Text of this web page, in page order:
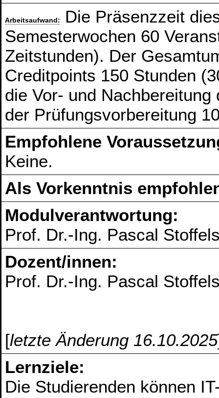
Arbeitsaufwand:
Die Präsenzzeit
Semesterwochen 60
Zeitstunden). Der
Creditpoints 150 Stunden
die Vor- und
der Prüfungsvorbereitung
Empfohlene
Keine.
Als Vorkenntnis
Modulverantwortung:
Prof. Dr.-Ing. Pascal
Dozent/innen:
Prof. Dr.-Ing. Pascal
[letzte Änderung 16.10.2025
Lernziele:
Die Studierenden können